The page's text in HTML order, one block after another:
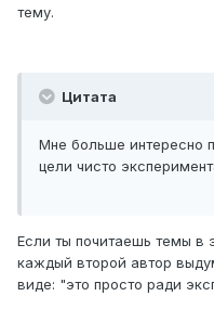
тему.
Цитата
Мне больше интересно
цели чисто
Если ты почитаешь темы в
каждый второй автор
виде: "это просто ради